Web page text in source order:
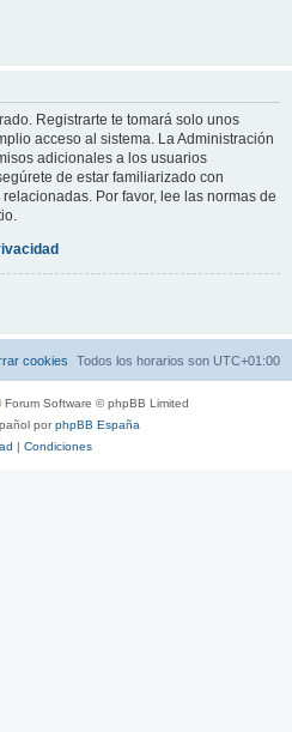
Registrarte te tomará solo unos
acceso al sistema. La Administración
adicionales a los usuarios
de estar familiarizado con
Por favor, lee las normas de
Todos los horarios son UTC+01:00
cookies
Forum Software © phpBB Limited
porphpBB España
| Condiciones